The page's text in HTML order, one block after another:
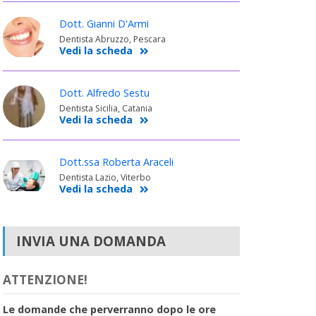
Dott. Gianni D'Armi
Dentista Abruzzo, Pescara
Vedi la scheda
Dott. Alfredo Sestu
Dentista Sicilia, Catania
Vedi la scheda
Dott.ssa Roberta Araceli
Dentista Lazio, Viterbo
Vedi la scheda
INVIA UNA DOMANDA
ATTENZIONE!
Le domande che perverranno dopo le ore